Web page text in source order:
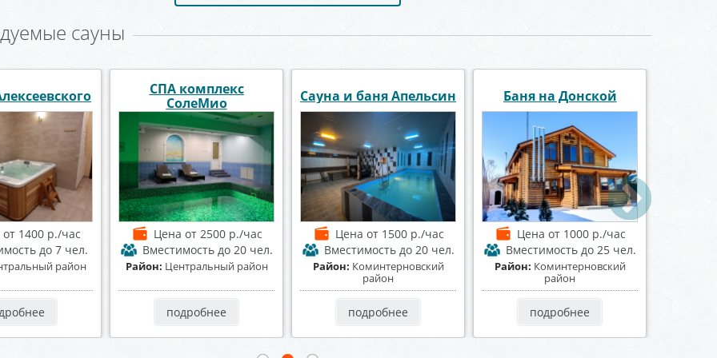
сауны
Апельсин
от 1500 р./час
до 20 чел.
Баня на Донской
Цена от 1000 р./час
Вместимость до 25 чел.
Район:Коминтерновский
подробнее
Сауна «Афалина»
Цена от 1300 р./час
Вместимость до 15 чел.
Район:Ленинский район
подробнее
Парная "HOUSE"
Цена от 2000 р./час
Вместимость до 30 чел.
Район:Советский район
подробнее